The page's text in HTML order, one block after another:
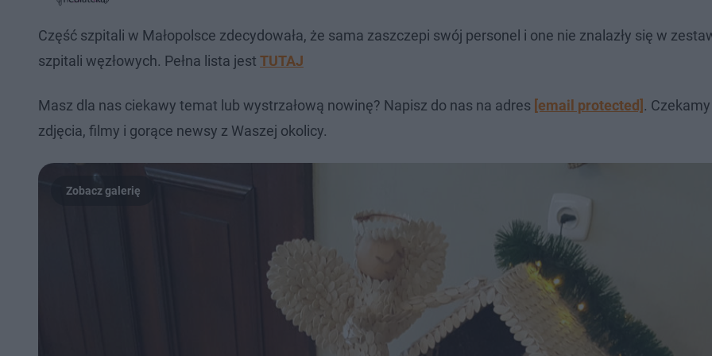
j
w
ń
1
s
u
u
ń
1
s
r
o
d
3
.
Część szpitali w Małopolsce zdecydowała, że sama zaszczepi swój personel i one nie znalazły się w
szpitali węzłowych. Pełna lista jest TUTAJ
Masz dla nas ciekawy temat lub wystrzałową nowinę? Napisz do nas na adres [email protected] .
zdjęcia, filmy i gorące newsy z Waszej okolicy.